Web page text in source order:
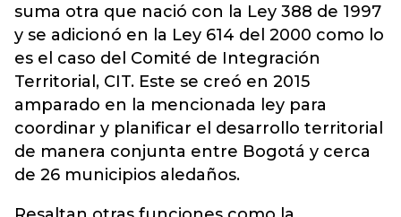
suma otra que nació con la Ley 388 de 1997
y se adicionó en la Ley 614 del 2000 como lo
es el caso del Comité de Integración
Territorial, CIT. Este se creó en 2015
amparado en la mencionada ley para
coordinar y planificar el desarrollo territorial
de manera conjunta entre Bogotá y cerca
de 26 municipios aledaños.